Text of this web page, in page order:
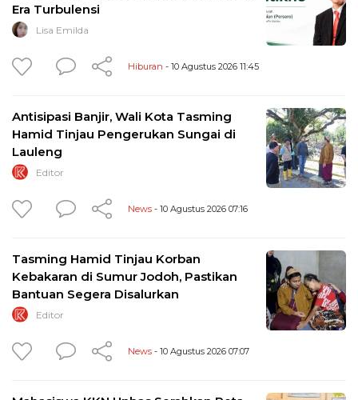
Era Turbulensi
Lisa Emilda
Hiburan - 10 Agustus 2026 11:45
Antisipasi Banjir, Wali Kota Tasming
Hamid Tinjau Pengerukan Sungai di
Lauleng
Editor
News - 10 Agustus 2026 07:16
Tasming Hamid Tinjau Korban
Kebakaran di Sumur Jodoh, Pastikan
Bantuan Segera Disalurkan
Editor
News - 10 Agustus 2026 07:07